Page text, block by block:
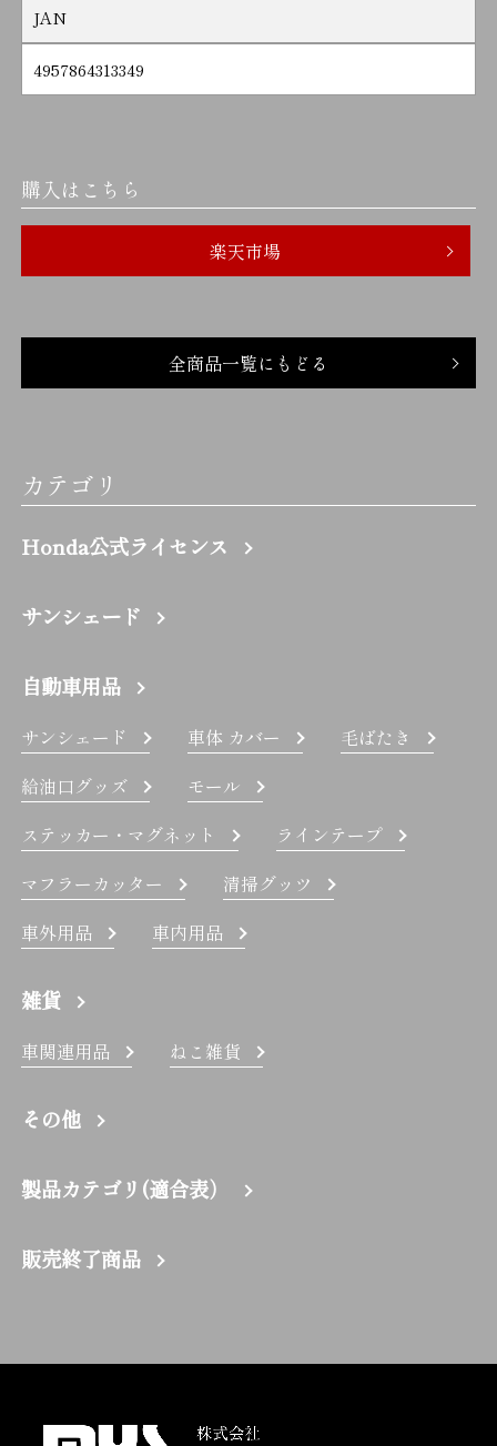
JAN
4957864313349
購入はこちら
楽天市場
全商品一覧にもどる
カテゴリ
Honda公式ライセンス
サンシェード
自動車用品
サンシェード 車体 カバー
毛ばたき
給油口グッズ
モール
ステッカー・マグネット
ラインテープ
マフラーカッター
清掃グッツ
車外用品
車内用品
雑貨
車関連用品 ねこ雑貨
その他
製品カテゴリ(適合表）
販売終了商品